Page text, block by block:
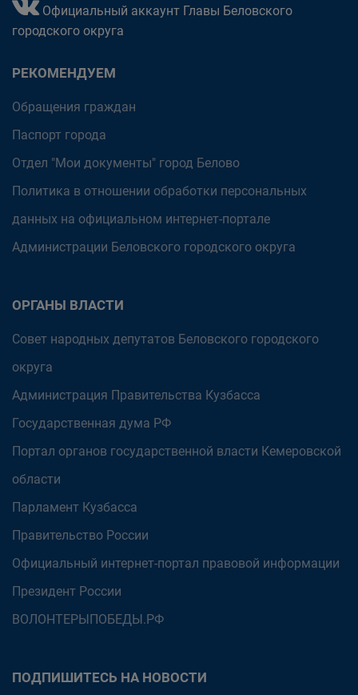
Официальный аккаунт Главы Беловского
городского округа
РЕКОМЕНДУЕМ
Обращения граждан
Паспорт города
Отдел "Мои документы" город Белово
Политика в отношении обработки персональных
данных на официальном интернет-портале
Администрации Беловского городского округа
ОРГАНЫ ВЛАСТИ
Совет народных депутатов Беловского городского
округа
Администрация Правительства Кузбасса
Государственная дума РФ
Портал органов государственной власти Кемеровской
области
Парламент Кузбасса
Правительство России
Официальный интернет-портал правовой информации
Президент России
ВОЛОНТЕРЫПОБЕДЫ.РФ
ПОДПИШИТЕСЬ НА НОВОСТИ